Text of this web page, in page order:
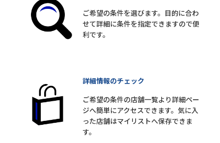
ご希望の条件を選びます。目的に合わ
せて詳細に条件を指定できますので便
利です。
詳細情報のチェック
ご希望の条件の店舗一覧より詳細ペー
ジへ簡単にアクセスできます。気に入
った店舗はマイリストへ保存できま
す。